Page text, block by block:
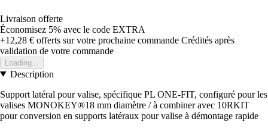
Livraison offerte
Économisez 5% avec le code EXTRA
+12,28 € offerts sur votre prochaine commande Crédités après
validation de votre commande
Loading...
Description
Support latéral pour valise, spécifique PL ONE-FIT, configuré pour les
valises MONOKEY®18 mm diamètre / à combiner avec 10RKIT
pour conversion en supports latéraux pour valise à démontage rapide